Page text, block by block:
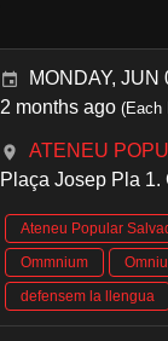
MONDAY, JUN
2 months ago (Each
ATENEU
Plaça Josep Pla 1.
Ateneu Popular
Ommnium
defensem la llengua